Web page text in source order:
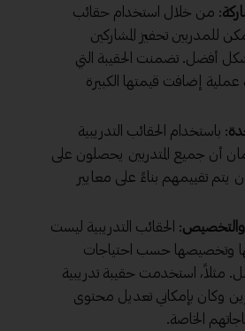
: من خلال استخدام حقائب
للمدربين تحفيز المشاركين
أفضل. تضمنت الحقيبة التي
إضافت قيمتها الكبيرة
: باستخدام الحقائب التدريبية
أن جميع المتدربين يحصلون على
يتم تقييمهم بناءً على معايير
والتخصيص: الحقائب التدريبية ليست
وتخصيصها حسب احتياجات
مثلاً، استخدمت حقيبة تدريبية
وكان بإمكاني تعديل محتوى
الخاصة.